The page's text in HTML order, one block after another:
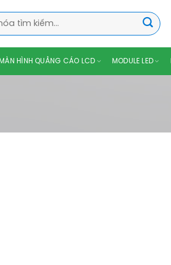
MÀN HÌNH QUẢNG CÁO LCD MODULE LED